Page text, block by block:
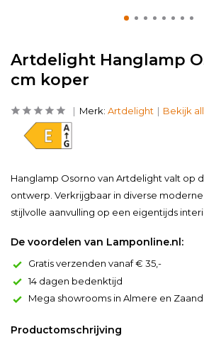
Artdelight Hanglamp
cm koper
Merk: Artdelight Bekijk
Hanglamp Osorno van Artdelight valt op
ontwerp. Verkrijgbaar in diverse
stijlvolle aanvulling op een eigentijds
De voordelen van Lamponline.nl:
Gratis verzenden vanaf € 35,-
14 dagen bedenktijd
Mega showrooms in Almere en
Productomschrijving